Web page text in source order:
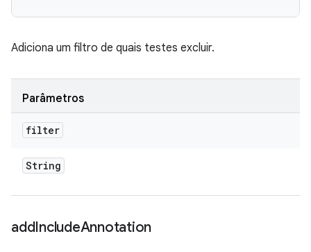
Adiciona um filtro de quais testes excluir.
Parâmetros
filter
String
addIncludeAnnotation